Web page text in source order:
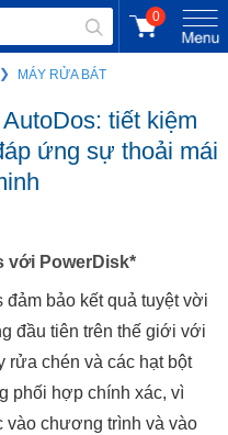
0
MÁY RỬA BÁT
tiết kiệm
ứng sự thoải mái
với PowerDisk*
bảo kết quả tuyệt vời
đầu tiên trên thế giới với
rửa chén và các hạt bột
phối hợp chính xác, vì
vào chương trình và vào